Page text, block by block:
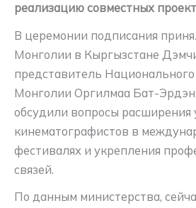
реализацию совместных
В церемонии подписания
Монголии в Кыргызстане
представитель Национального
Монголии Оргилмаа Бат-
обсудили вопросы расширения
кинематографистов в
фестивалях и укрепления
связей.
По данным министерства,